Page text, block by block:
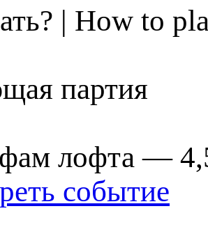
| How to
партия
лофта —
событие